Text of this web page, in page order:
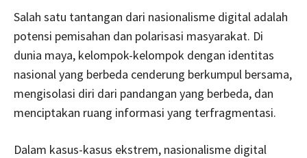
Salah satu tantangan dari nasionalisme digital adalah
potensi pemisahan dan polarisasi masyarakat. Di
dunia maya, kelompok-kelompok dengan identitas
nasional yang berbeda cenderung berkumpul bersama,
mengisolasi diri dari pandangan yang berbeda, dan
menciptakan ruang informasi yang terfragmentasi.
Dalam kasus-kasus ekstrem, nasionalisme digital